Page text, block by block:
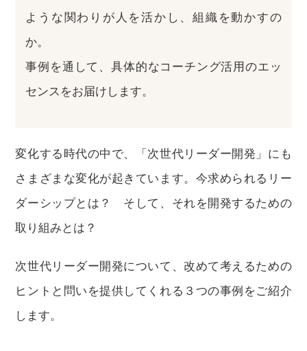
ような関わりが人を活かし、組織を動かすの
か。
事例を通して、具体的なコーチング活用のエッ
センスをお届けします。
変化する時代の中で、「次世代リーダー開発」にも
さまざまな変化が起きています。今求められるリー
ダーシップとは？ そして、それを開発するための
取り組みとは？
次世代リーダー開発について、改めて考えるための
ヒントと問いを提供してくれる３つの事例をご紹介
します。